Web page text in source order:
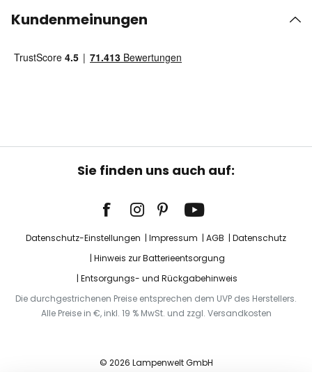
Kundenmeinungen
Sie finden uns auch auf:
Datenschutz-Einstellungen Impressum AGB
Datenschutz
Hinweis zur Batterieentsorgung
Entsorgungs- und Rückgabehinweis
Die durchgestrichenen Preise entsprechen dem UVP des Herstellers.
Alle Preise in €, inkl. 19 % MwSt. und zzgl. Versandkosten
© 2026 Lampenwelt GmbH